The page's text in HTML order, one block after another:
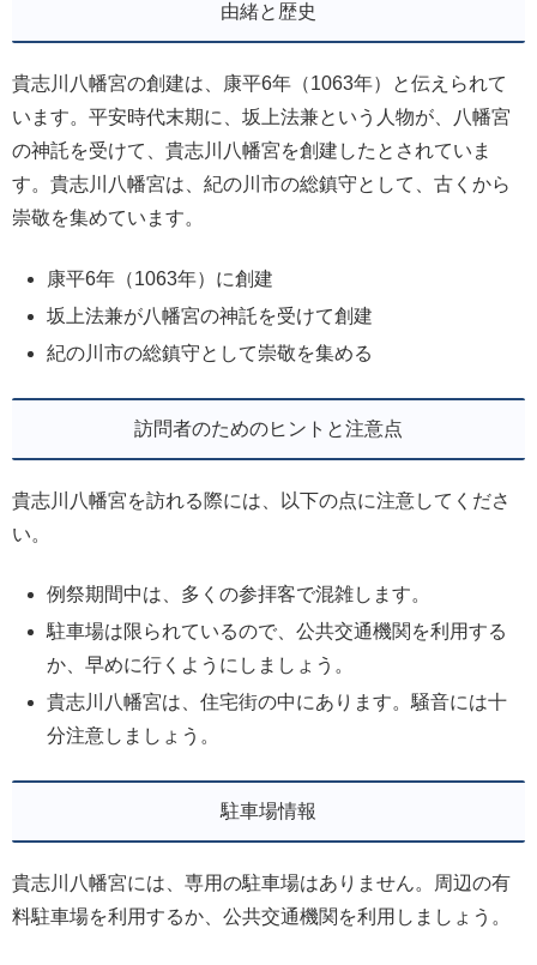
由緒と歴史
貴志川八幡宮の創建は、康平6年（1063年）と伝えられて
います。平安時代末期に、坂上法兼という人物が、八幡宮
の神託を受けて、貴志川八幡宮を創建したとされていま
す。貴志川八幡宮は、紀の川市の総鎮守として、古くから
崇敬を集めています。
康平6年（1063年）に創建
坂上法兼が八幡宮の神託を受けて創建
紀の川市の総鎮守として崇敬を集める
訪問者のためのヒントと注意点
貴志川八幡宮を訪れる際には、以下の点に注意してくださ
い。
例祭期間中は、多くの参拝客で混雑します。
駐車場は限られているので、公共交通機関を利用する
か、早めに行くようにしましょう。
貴志川八幡宮は、住宅街の中にあります。騒音には十
分注意しましょう。
駐車場情報
貴志川八幡宮には、専用の駐車場はありません。周辺の有
料駐車場を利用するか、公共交通機関を利用しましょう。